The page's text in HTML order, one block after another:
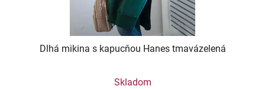
Dlhá mikina s kapucňou Hanes tmavázelená
Skladom